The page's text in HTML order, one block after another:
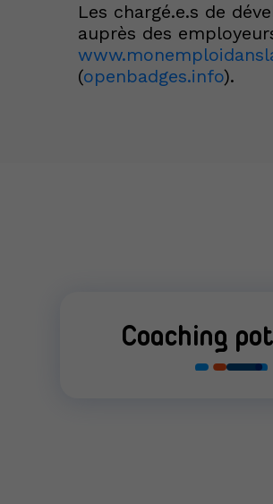
Les chargé.e.s de
auprès des
(openbadges.info).
Coaching